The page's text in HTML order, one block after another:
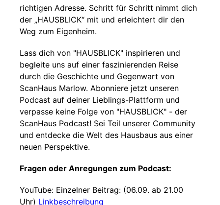
richtigen Adresse. Schritt für Schritt nimmt dich
der „HAUSBLICK“ mit und erleichtert dir den
Weg zum Eigenheim.
Lass dich von "HAUSBLICK" inspirieren und
begleite uns auf einer faszinierenden Reise
durch die Geschichte und Gegenwart von
ScanHaus Marlow. Abonniere jetzt unseren
Podcast auf deiner Lieblings-Plattform und
verpasse keine Folge von "HAUSBLICK" - der
ScanHaus Podcast! Sei Teil unserer Community
und entdecke die Welt des Hausbaus aus einer
neuen Perspektive.
Fragen oder Anregungen zum Podcast:
YouTube: Einzelner Beitrag: (06.09. ab 21.00
Uhr) Linkbeschreibung